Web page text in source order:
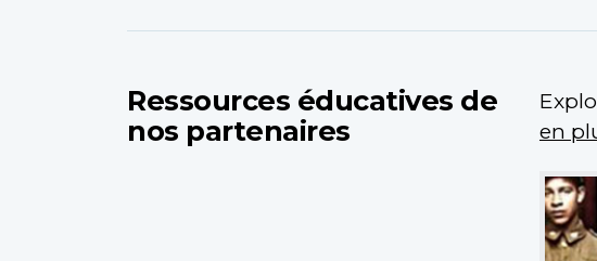
Ressources éducatives de
nos partenaires
en